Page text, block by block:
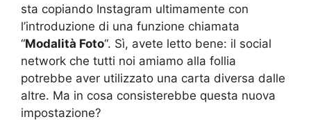
sta copiando Instagram ultimamente con
l’introduzione di una funzione chiamata
“Modalità Foto“. Sì, avete letto bene: il social
network che tutti noi amiamo alla follia
potrebbe aver utilizzato una carta diversa dalle
altre. Ma in cosa consisterebbe questa nuova
impostazione?